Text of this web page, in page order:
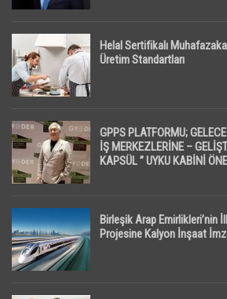
Helal Sertifikalı
Üretim Standartları
GPPS PLATFORMU;
İŞ MERKEZLERİNE –
KAPSÜL ” UYKU KABİNİ
Birleşik Arap Emirlikleri’nin
Projesine Kalyon İnşaat